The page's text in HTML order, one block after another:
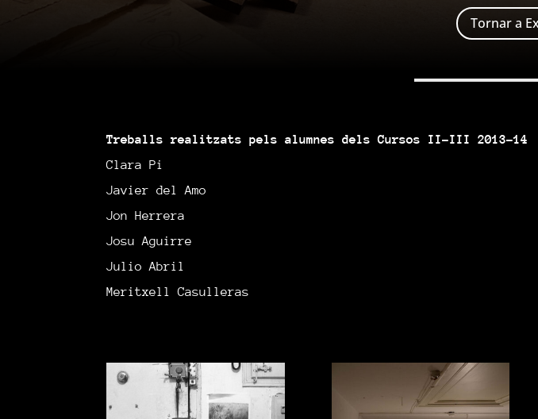
Tornar a
Treballs realitzats pels alumnes dels Cursos II-III 2013-14
Clara Pi
Javier del Amo
Jon Herrera
Josu Aguirre
Julio Abril
Meritxell Casulleras